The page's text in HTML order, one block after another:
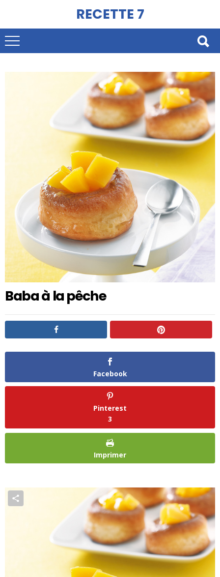
RECETTE 7
Baba à la pêche
Facebook
Pinterest
3
Imprimer